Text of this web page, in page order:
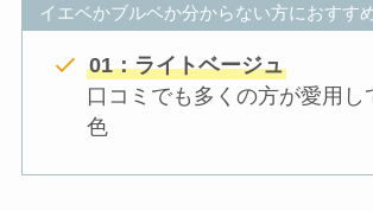
イエベかブルベか分からない方におすす
01：ライトベージュ
口コミでも多くの方が愛用し
色